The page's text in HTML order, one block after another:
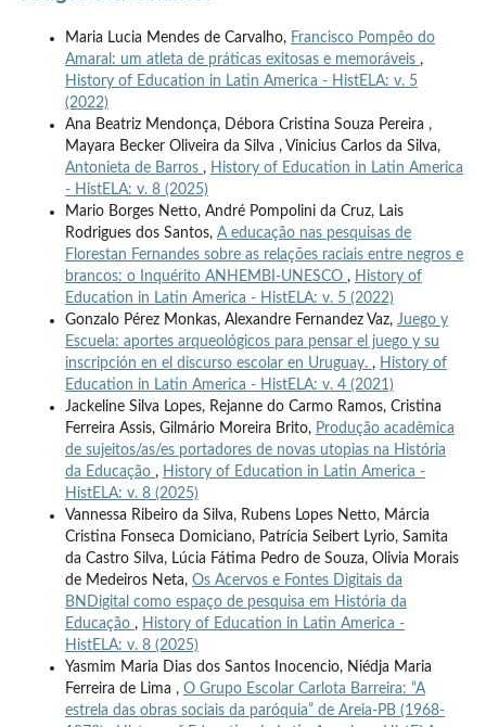
Maria Lucia Mendes de Carvalho, Francisco Pompêo do
Amaral: um atleta de práticas exitosas e memoráveis ,
History of Education in Latin America - HistELA: v. 5
(2022)
Ana Beatriz Mendonça, Débora Cristina Souza Pereira ,
Mayara Becker Oliveira da Silva , Vinicius Carlos da Silva,
Antonieta de Barros , History of Education in Latin America
- HistELA: v. 8 (2025)
Mario Borges Netto, André Pompolini da Cruz, Lais
Rodrigues dos Santos, A educação nas pesquisas de
Florestan Fernandes sobre as relações raciais entre negros e
brancos: o Inquérito ANHEMBI-UNESCO , History of
Education in Latin America - HistELA: v. 5 (2022)
Gonzalo Pérez Monkas, Alexandre Fernandez Vaz, Juego y
Escuela: aportes arqueológicos para pensar el juego y su
inscripción en el discurso escolar en Uruguay. , History of
Education in Latin America - HistELA: v. 4 (2021)
Jackeline Silva Lopes, Rejanne do Carmo Ramos, Cristina
Ferreira Assis, Gilmário Moreira Brito, Produção acadêmica
de sujeitos/as/es portadores de novas utopias na História
da Educação , History of Education in Latin America -
HistELA: v. 8 (2025)
Vannessa Ribeiro da Silva, Rubens Lopes Netto, Márcia
Cristina Fonseca Domiciano, Patrícia Seibert Lyrio, Samita
da Castro Silva, Lúcia Fátima Pedro de Souza, Olivia Morais
de Medeiros Neta, Os Acervos e Fontes Digitais da
BNDigital como espaço de pesquisa em História da
Educação , History of Education in Latin America -
HistELA: v. 8 (2025)
Yasmim Maria Dias dos Santos Inocencio, Niédja Maria
Ferreira de Lima , O Grupo Escolar Carlota Barreira: “A
estrela das obras sociais da paróquia” de Areia-PB (1968-